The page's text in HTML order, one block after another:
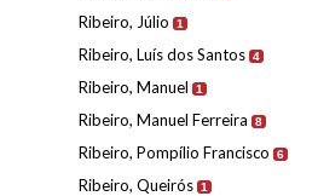
Ribeiro, Júlio 1
Ribeiro, Luís dos Santos 4
Ribeiro, Manuel 1
Ribeiro, Manuel Ferreira 8
Ribeiro, Pompílio Francisco 6
Ribeiro, Queirós 1